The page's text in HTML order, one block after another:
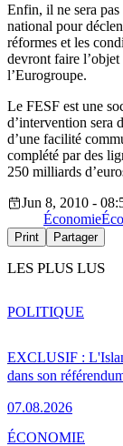
Enfin, il ne sera pas
national pour
réformes et les
devront faire l’objet
l’Eurogroupe.
Le FESF est une
d’intervention sera
d’une facilité
complété par des
250 milliards
Jun 8, 2010 -
Économie
Print Partager
LES PLUS LUS
EXCLUSIF :
dans son
07.08.2026
POLITIQUE
ÉCONOMIE